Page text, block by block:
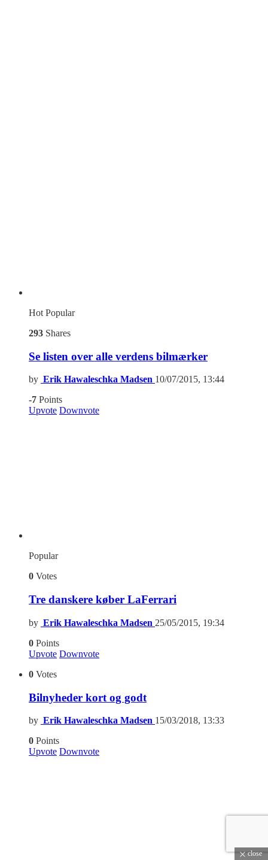
Hot Popular
293 Shares
Se listen over alle verdens bilmærker
by Erik Hawaleschka Madsen 10/07/2015, 13:44
-7 Points
Upvote Downvote
Popular
0 Votes
Tre danskere køber LaFerrari
by Erik Hawaleschka Madsen 25/05/2015, 19:34
0 Points
Upvote Downvote
0 Votes
Bilnyheder kort og godt
by Erik Hawaleschka Madsen 15/03/2018, 13:33
0 Points
Upvote Downvote
close